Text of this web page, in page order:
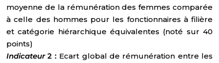
moyenne de la rémunération des femmes comparée
à celle des hommes pour les fonctionnaires à filière
et catégorie hiérarchique équivalentes (noté sur 40
points)
Indicateur2 : Ecart global de rémunération entre les